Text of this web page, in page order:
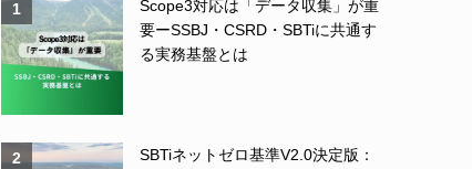
1
Scope3対応は「データ収集」が重
要ーSSBJ・CSRD・SBTiに共通す
る実務基盤とは
2
SBTiネットゼロ基準V2.0決定版：